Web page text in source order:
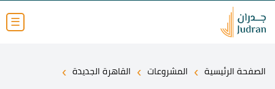
☰
الصفحة الرئيسية › المشروعات › القاهرة الجديدة ›